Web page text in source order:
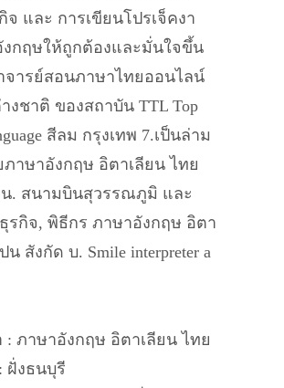
จ และ การเขียนโปรเจ็คงา
กฤษให้ถูกต้องและมั่นใจขึ้น
จารย์สอนภาษาไทยออนไลน์
งชาติ ของสถาบัน TTL Top
สีลม กรุงเทพ 7.เป็นล่าม
าษาอังกฤษ อิตาเลียน ไทย
. สนามบินสุวรรณภูมิ และ
รกิจ, พิธีกร ภาษาอังกฤษ อิตา
น สังกัด บ. Smile interpreter a
: ภาษาอังกฤษ อิตาเลียน ไทย
ฝั่งธนบุรี